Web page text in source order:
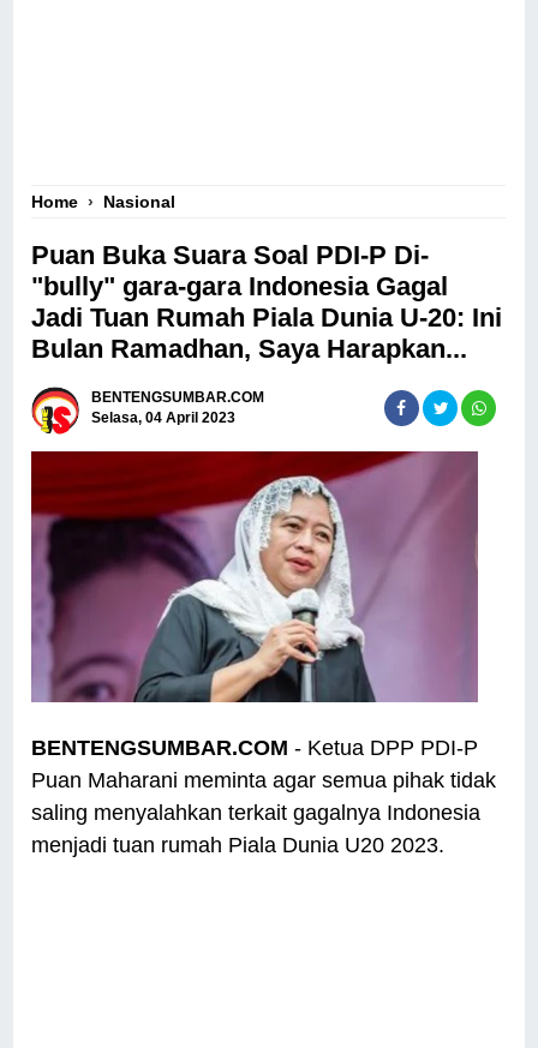
Home › Nasional
Puan Buka Suara Soal PDI-P Di-
"bully" gara-gara Indonesia Gagal
Jadi Tuan Rumah Piala Dunia U-20: Ini
Bulan Ramadhan, Saya Harapkan...
BENTENGSUMBAR.COM
Selasa, 04 April 2023
BENTENGSUMBAR.COM - Ketua DPP PDI-P
Puan Maharani meminta agar semua pihak tidak
saling menyalahkan terkait gagalnya Indonesia
menjadi tuan rumah Piala Dunia U20 2023.